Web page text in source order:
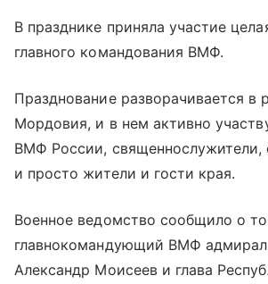
В празднике приняла участие
главного командования ВМФ.
Празднование разворачивается в
Мордовия, и в нем активно
ВМФ России, священнослужители,
и просто жители и гости края.
Военное ведомство сообщило о
главнокомандующий ВМФ
Александр Моисеев и глава